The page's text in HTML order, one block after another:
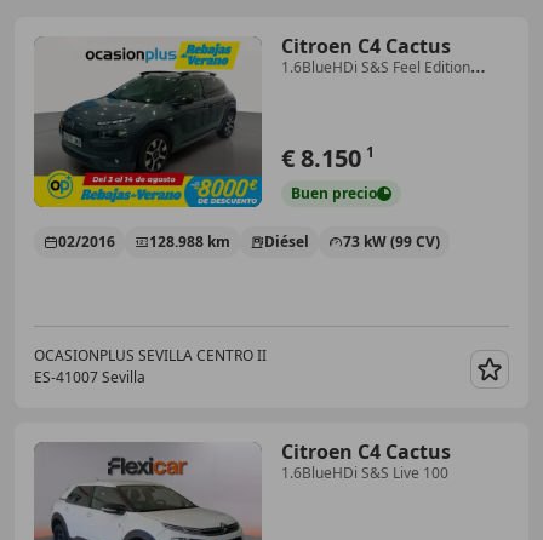
Citroen C4 Cactus
1.6BlueHDi S&S Feel Edition
€ 8.150 1
Buen precio
02/2016 128.988 km Diésel 73 kW (99 CV)
OCASIONPLUS SEVILLA CENTRO II
ES-41007 Sevilla
Citroen C4 Cactus
1.6BlueHDi S&S Live 100